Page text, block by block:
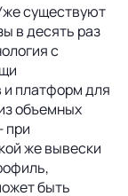
существуют
в десять раз
с
и платформ для
объемных
при
же вывески
быть